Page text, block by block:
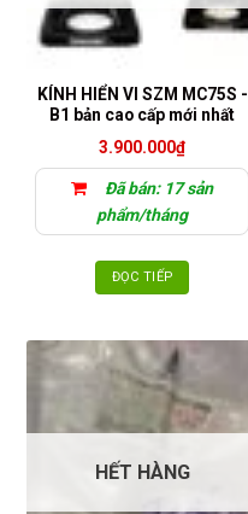
KÍNH HIỂN VI SZM MC75S -
B1 bản cao cấp mới nhất
3.900.000₫
Đã bán: 17 sản
phẩm/tháng
ĐỌC TIẾP
HẾT HÀNG